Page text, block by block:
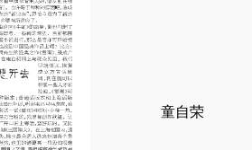
童自荣